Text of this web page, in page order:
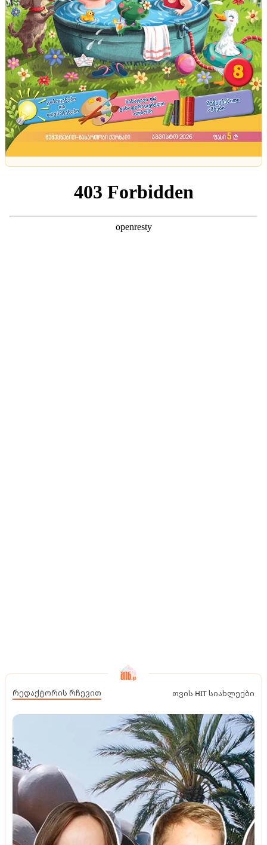
რედაქტორის რჩევით თვის HIT სიახლეები